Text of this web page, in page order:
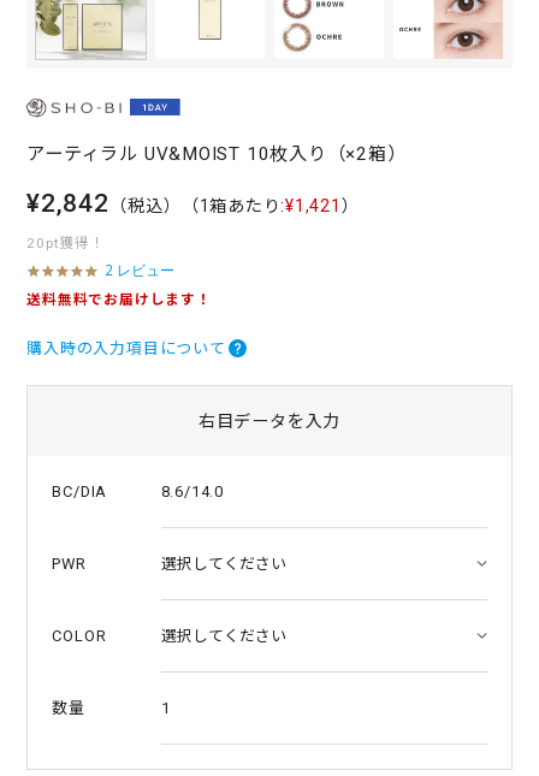
アーティラル UV&MOIST 10枚入り（×2箱）
¥2,842 （税込） （1箱あたり:¥1,421 ）
20pt獲得！
5
.
t
n
2 レビュー
送料無料でお届けします！
購入時の入力項目について
右目データを入力
BC/DIA 8.6/14.0
PWR
COLOR
数量 1